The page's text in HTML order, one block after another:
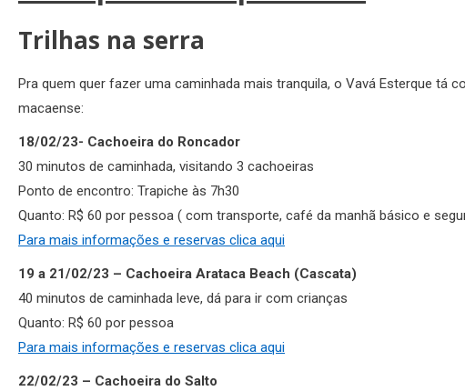
Trilhas na serra
Pra quem quer fazer uma caminhada mais tranquila, o Vavá Esterque tá
macaense:
18/02/23- Cachoeira do Roncador
30 minutos de caminhada, visitando 3 cachoeiras
Ponto de encontro: Trapiche às 7h30
Quanto: R$ 60 por pessoa ( com transporte, café da manhã básico e
Para mais informações e reservas clica aqui
19 a 21/02/23 – Cachoeira Arataca Beach (Cascata)
40 minutos de caminhada leve, dá para ir com crianças
Quanto: R$ 60 por pessoa
Para mais informações e reservas clica aqui
22/02/23 – Cachoeira do Salto